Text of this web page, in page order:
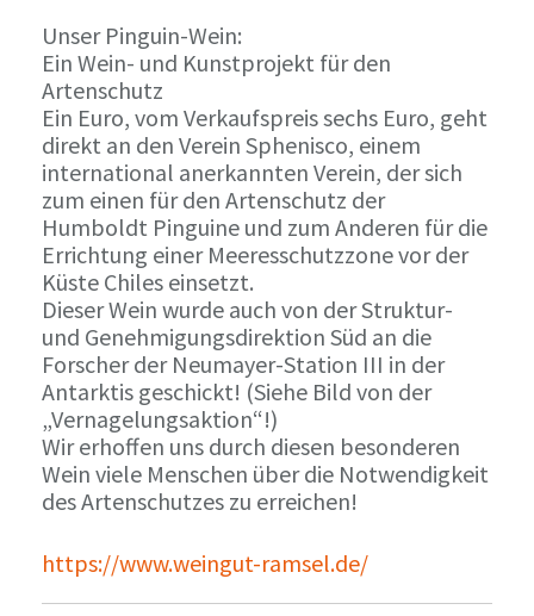
Unser Pinguin-Wein:
Ein Wein- und Kunstprojekt für den
Artenschutz
Ein Euro, vom Verkaufspreis sechs Euro, geht
direkt an den Verein Sphenisco, einem
international anerkannten Verein, der sich
zum einen für den Artenschutz der
Humboldt Pinguine und zum Anderen für die
Errichtung einer Meeresschutzzone vor der
Küste Chiles einsetzt.
Dieser Wein wurde auch von der Struktur-
und Genehmigungsdirektion Süd an die
Forscher der Neumayer-Station III in der
Antarktis geschickt! (Siehe Bild von der
„Vernagelungsaktion“!)
Wir erhoffen uns durch diesen besonderen
Wein viele Menschen über die Notwendigkeit
des Artenschutzes zu erreichen!
https://www.weingut-ramsel.de/